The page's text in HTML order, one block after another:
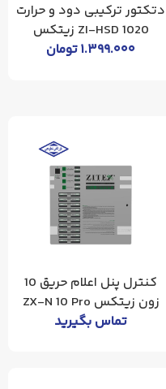
دتکتور ترکیبی دود و حرارت
ZI-HSD 1020 زیتکس
۱.۳۹۹.۰۰۰تومان
کنترل پنل اعلام حریق 10
زون زیتکس ZX-N 10 Pro
تماس بگیرید